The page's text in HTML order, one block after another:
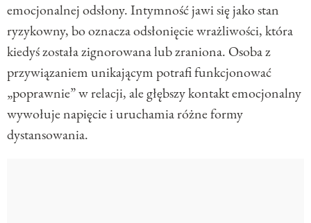
emocjonalnej odsłony. Intymność jawi się jako stan
ryzykowny, bo oznacza odsłonięcie wrażliwości, która
kiedyś została zignorowana lub zraniona. Osoba z
przywiązaniem unikającym potrafi funkcjonować
„poprawnie” w relacji, ale głębszy kontakt emocjonalny
wywołuje napięcie i uruchamia różne formy
dystansowania.